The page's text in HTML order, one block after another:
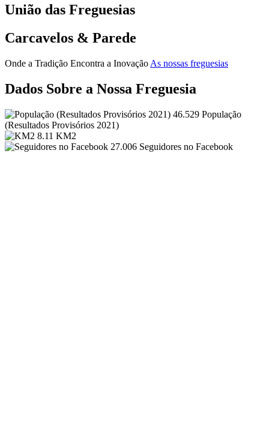
União das Freguesias
Carcavelos & Parede
Onde a Tradição Encontra a Inovação As nossas freguesias
Dados Sobre a Nossa Freguesia
46.529 População
(Resultados Provisórios 2021)
8.11 KM2
27.006 Seguidores no Facebook